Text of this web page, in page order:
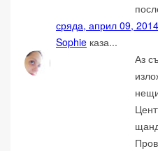
сряда, април 09, 2014
Sophie каза...
Аз